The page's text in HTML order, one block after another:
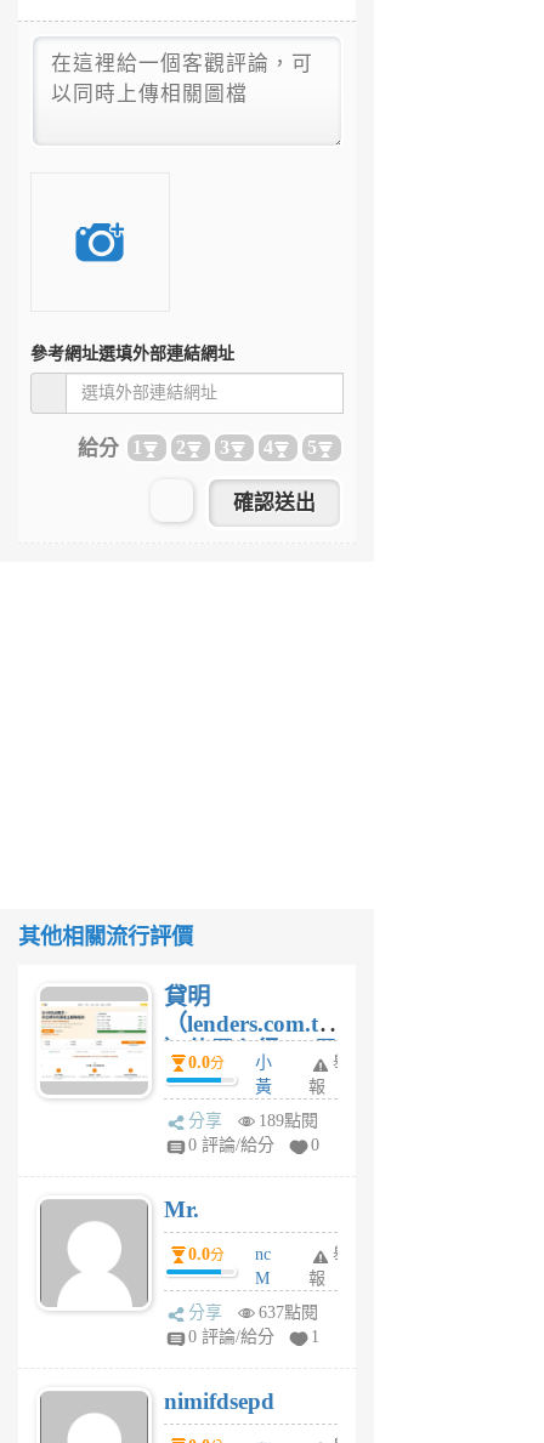
參考網址選填外部連結網址
給分 1 2 3 4 5
其他相關流行評價
貸明
（lenders.com.tw
）使用心得 — 民
間貸款比較平台
體驗
0.0分
小
黃
蜂
4
舉
報
分享
189點閱
0 評論/給分
0
Mr.
0.0分
nc
M
U
F
U
5
舉
報
分享
637點閱
0 評論/給分
1
nimifdsepd